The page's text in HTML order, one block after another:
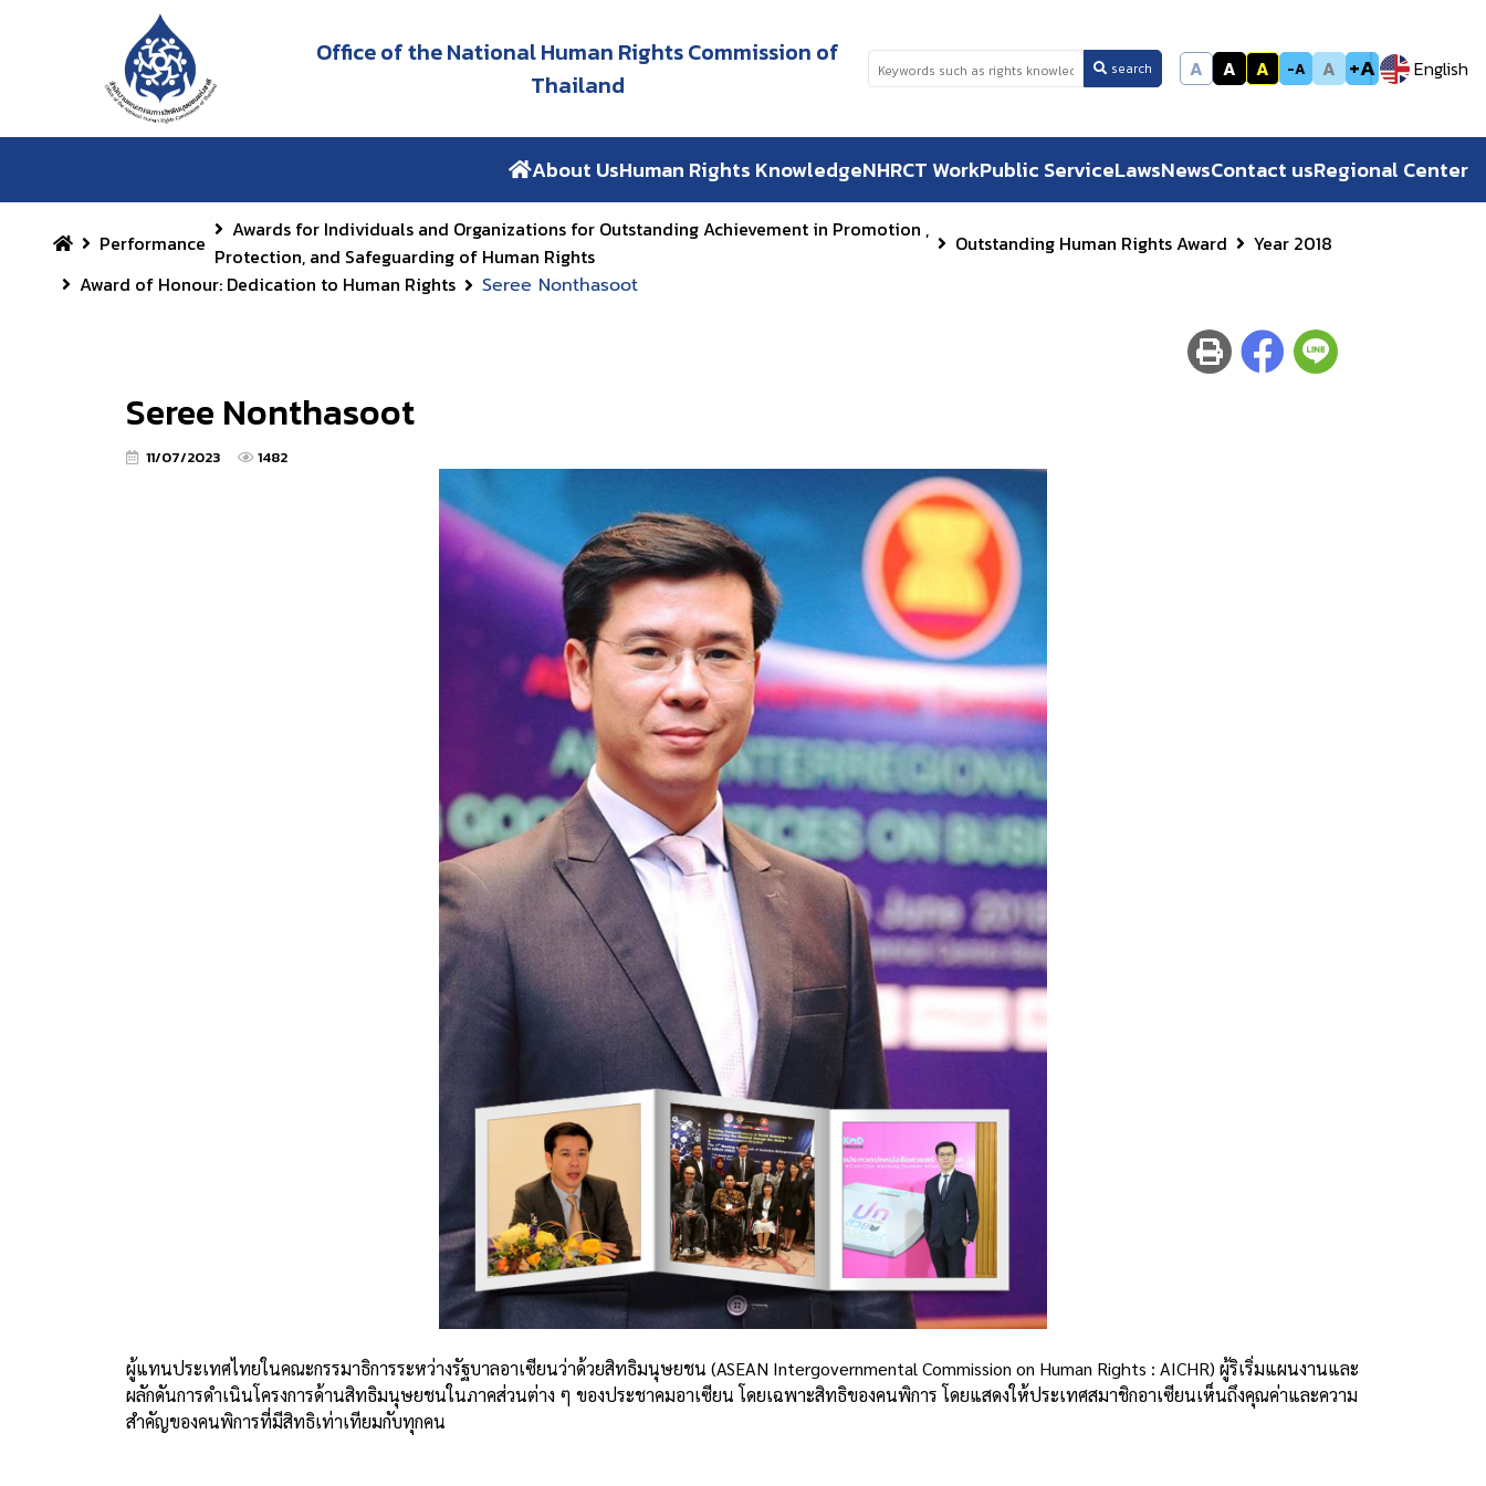
Office of the National Human Rights Commission of
Thailand
search A A A -A A +A English
About UsHuman Rights KnowledgeNHRCT WorkPublic ServiceLawsNewsContact usRegional Center
Performance
Awards for Individuals and Organizations for Outstanding Achievement in Promotion ,
Protection, and Safeguarding of Human Rights
Outstanding Human Rights Award
Year 2018
Award of Honour: Dedication to Human Rights
Seree Nonthasoot
Seree Nonthasoot
11/07/2023 1482
ผู้แทนประเทศไทยในคณะกรรมาธิการระหว่างรัฐบาลอาเซียนว่าด้วยสิทธิมนุษยชน (ASEAN Intergovernmental Commission on Human Rights : AICHR) ผู้ริเริ่มแผนงานและ
ผลักดันการดำเนินโครงการด้านสิทธิมนุษยชนในภาคส่วนต่าง ๆ ของประชาคมอาเซียน โดยเฉพาะสิทธิของคนพิการ โดยแสดงให้ประเทศสมาชิกอาเซียนเห็นถึงคุณค่าและความ
สำคัญของคนพิการที่มีสิทธิเท่าเทียมกับทุกคน